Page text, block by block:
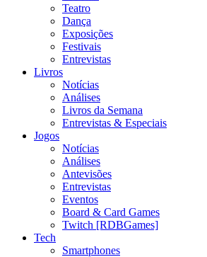
Teatro
Dança
Exposições
Festivais
Entrevistas
Livros
Notícias
Análises
Livros da Semana
Entrevistas & Especiais
Jogos
Notícias
Análises
Antevisões
Entrevistas
Eventos
Board & Card Games
Twitch [RDBGames]
Tech
Smartphones